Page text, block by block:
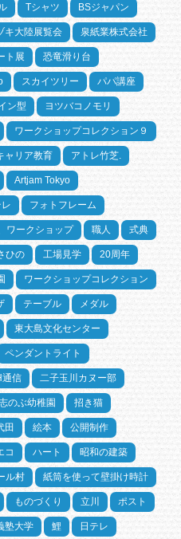
Tシャツ BSジャパン
キ大陸展覧会 泉紙業株式会社
ト展 恐竜滑り台
スカイツリー パパ講座
ン型 ヨツバコノモリ
ワークショップコレクション９
ャリア教育 アトレ竹芝.
Artjam Tokyo
フォトフレーム
ワークショップ 職人 式典
ひの 工場見学 20周年
ワークショップコレクション
テーブル メダル
東大島文化センター
ペンダントライト
通信 二子玉川カヌー部
のぶ幼稚園 招き猫
田 絵本 公開制作
コ ハート 昭和の建築
ル村 紙筒を使って壁掛け時計
ものづくり 立川 ポスト
塾大学 鯉 日テレ